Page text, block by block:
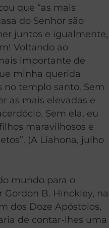
que “as mais
do Senhor são
juntos e igualmente,
Voltando ao
importante de
minha querida
no templo santo. Sem
as mais elevadas e
Sem ela, eu
maravilhosos e
(A Liahona, julho
mundo para o
B. Hinckley, na
dos Doze Apóstolos,
de contar-lhes uma